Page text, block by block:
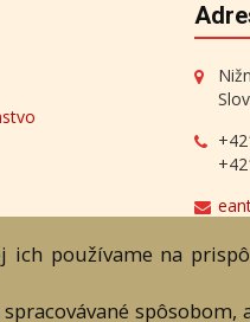
poradenstvo Biografie
ich používame na
spôsobom,